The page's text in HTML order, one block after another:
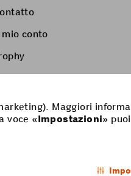
mio conto
Maggiori
voce «Impostazioni»